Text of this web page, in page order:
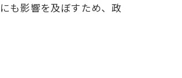
も影響を及ぼすため、政